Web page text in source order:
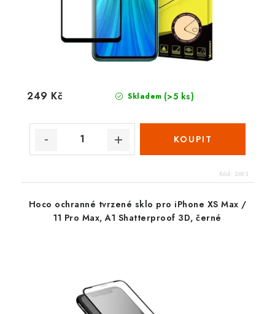
Skladem (>5 ks)
249 Kč
Kód: 2693
Hoco ochranné tvrzené sklo pro iPhone XS Max /
11 Pro Max, A1 Shatterproof 3D, černé